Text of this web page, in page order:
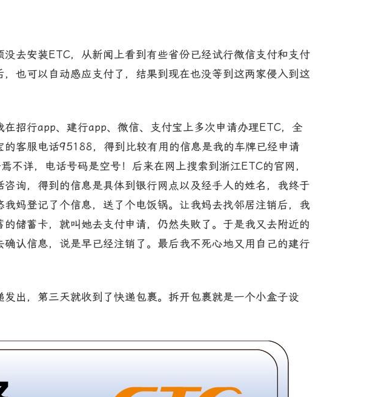
去安装ETC，从新闻上看到有些省份已经试行微信支付和支付
也可以自动感应支付了，结果到现在也没等到这两家侵入到这
招行app、建行app、微信、支付宝上多次申请办理ETC，全
客服电话95188，得到比较有用的信息是我的车牌已经申请
不详，电话号码是空号！后来在网上搜索到浙江ETC的官网，
询，得到的信息是具体到银行网点以及经手人的姓名，我终于
妈登记了个信息，送了个电饭锅。让我妈去找邻居注销后，我
储蓄卡，就叫她去支付申请，仍然失败了。于是我又去附近的
认信息，说是早已经注销了。最后我不死心地又用自己的建行
出，第三天就收到了快递包裹。拆开包裹就是一个小盒子设